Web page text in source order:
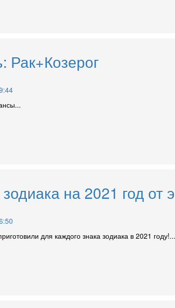
Рак+Козерог
на 2021 год от
для каждого знака зодиака в 2021 году!...